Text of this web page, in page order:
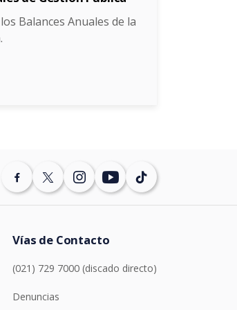
Balances Anuales de la
Vías de Contacto
(021) 729 7000 (discado directo)
Denuncias